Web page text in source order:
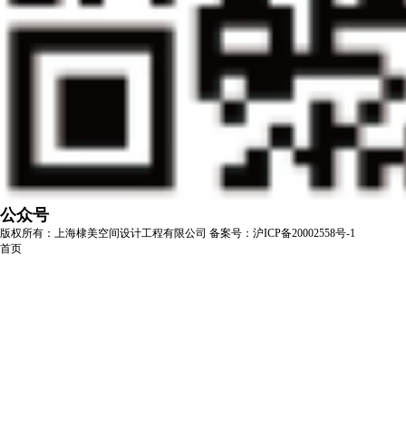
公众号
版权所有：上海棣美空间设计工程有限公司 备案号：沪ICP备20002558号-1
首页